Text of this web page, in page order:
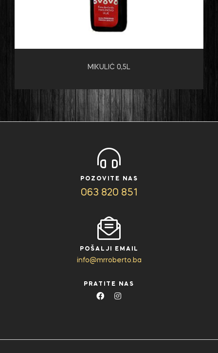
MIKULIĆ 0,5L
POZOVITE NAS
063 820 851
POŠALJI EMAIL
info@mrroberto.ba
PRATITE NAS